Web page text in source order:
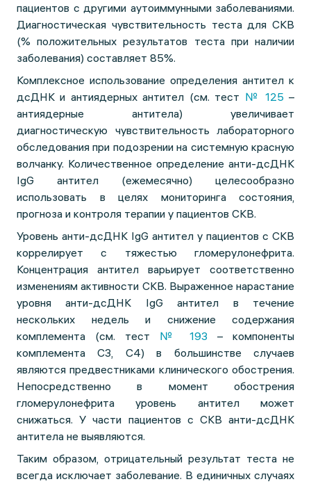
пациентов с другими аутоиммунными заболеваниями.
Диагностическая чувствительность теста для СКВ
(% положительных результатов теста при наличии
заболевания) составляет 85%.
Комплексное использование определения антител к
дсДНК и антиядерных антител (см. тест № 125 –
антиядерные антитела) увеличивает
диагностическую чувствительность лабораторного
обследования при подозрении на системную красную
волчанку. Количественное определение анти-дсДНК
IgG антител (ежемесячно) целесообразно
использовать в целях мониторинга состояния,
прогноза и контроля терапии у пациентов СКВ.
Уровень анти-дсДНК IgG антител у пациентов с СКВ
коррелирует с тяжестью гломерулонефрита.
Концентрация антител варьирует соответственно
изменениям активности СКВ. Выраженное нарастание
уровня анти-дсДНК IgG антител в течение
нескольких недель и снижение содержания
комплемента (см. тест № 193 – компоненты
комплемента С3, С4) в большинстве случаев
являются предвестниками клинического обострения.
Непосредственно в момент обострения
гломерулонефрита уровень антител может
снижаться. У части пациентов с СКВ анти-дсДНК
антитела не выявляются.
Таким образом, отрицательный результат теста не
всегда исключает заболевание. В единичных случаях